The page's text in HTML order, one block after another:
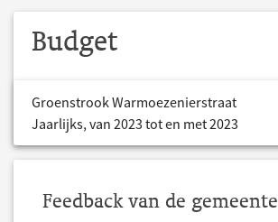
Budget
Groenstrook Warmoezenierstraat
Jaarlijks, van 2023 tot en met 2023
Feedback van de gemeente